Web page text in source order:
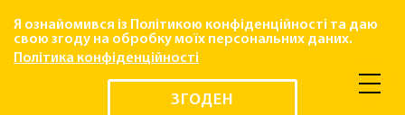
Я ознайомився із Політикою конфіденційності та даю
свою згоду на обробку моїх персональних даних.
Політика конфіденційності
ЗГОДЕН